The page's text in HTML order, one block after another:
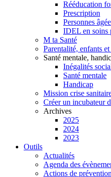
Rééducation
Prescription
Personnes
IDEL en soins
M ta Santé
Parentalité, enfants
Santé mentale,
Inégalités
Santé mentale
Handicap
Mission crise
Créer un incubateur
Archives
2025
2024
2023
Outils
Actualités
Agenda des
Actions de prévention